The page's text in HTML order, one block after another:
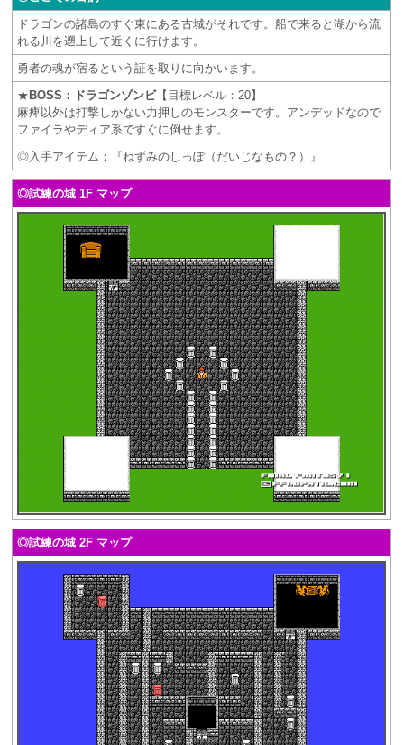
ドラゴンの諸島のすぐ東にある古城がそれです。船で来ると湖から流
れる川を遡上して近くに行けます。
勇者の魂が宿るという証を取りに向かいます。
★ BOSS：ドラゴンゾンビ【目標レベル：20】
麻痺以外は打撃しかない力押しのモンスターです。アンデッドなので
ファイラやディア系ですぐに倒せます。
◎入手アイテム：『ねずみのしっぽ（だいじなもの？）』
◎試練の城 1F マップ
◎試練の城 2F マップ